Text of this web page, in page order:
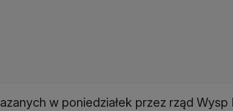
w poniedziałek przez rząd